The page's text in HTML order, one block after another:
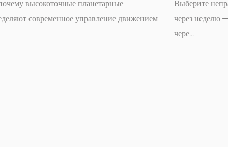
Выберите неправильный редуктор, и вы узнаете об этом
через неделю — вибрация, которую можно почувствовать